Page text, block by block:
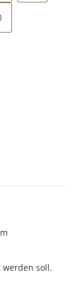
werden soll.